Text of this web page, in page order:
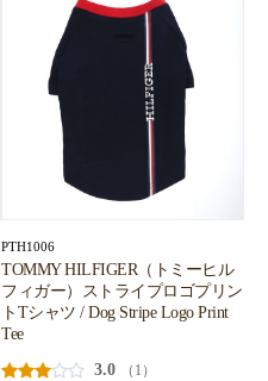
PTH1006
TOMMY HILFIGER（トミーヒル
フィガー）ストライプロゴプリン
トTシャツ / Dog Stripe Logo Print
Tee
3.0
（1）